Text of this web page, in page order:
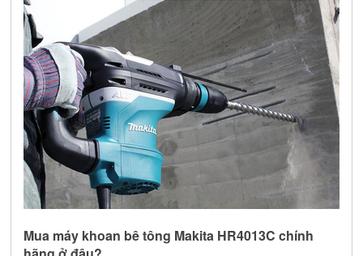
Mua máy khoan bê tông Makita HR4013C chính